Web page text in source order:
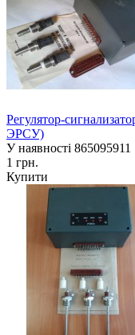
Регулятор-
ЭРСУ)
У наявності 865095911
1 грн.
Купити